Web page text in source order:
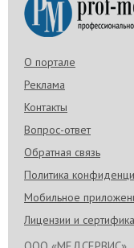
О портале
Реклама
Контакты
Вопрос-ответ
Обратная связь
Политика
Мобильное
Лицензии и